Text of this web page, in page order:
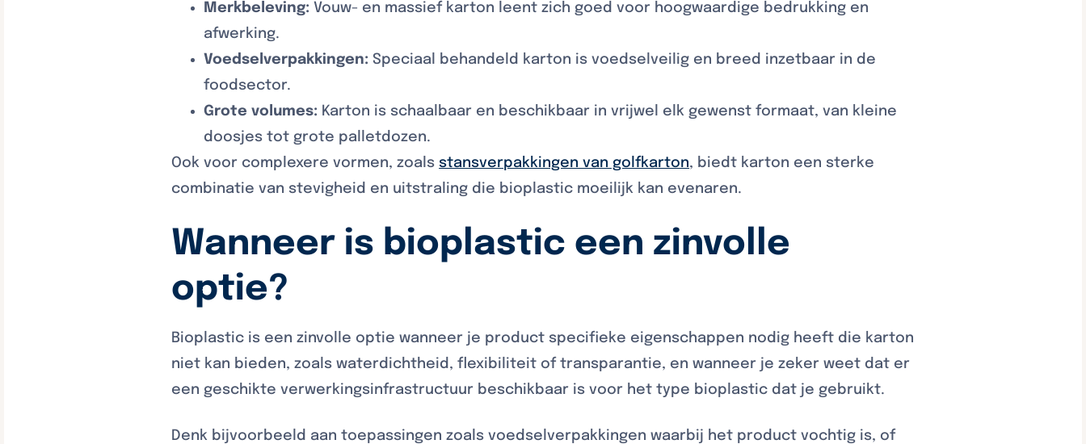
Merkbeleving: Vouw- en massief karton leent zich goed voor hoogwaardige bedrukking en
afwerking.
Voedselverpakkingen: Speciaal behandeld karton is voedselveilig en breed inzetbaar in de
foodsector.
Grote volumes: Karton is schaalbaar en beschikbaar in vrijwel elk gewenst formaat, van kleine
doosjes tot grote palletdozen.
Ook voor complexere vormen, zoals stansverpakkingen van golfkarton, biedt karton een sterke
combinatie van stevigheid en uitstraling die bioplastic moeilijk kan evenaren.
Wanneer is bioplastic een zinvolle
optie?
Bioplastic is een zinvolle optie wanneer je product specifieke eigenschappen nodig heeft die karton
niet kan bieden, zoals waterdichtheid, flexibiliteit of transparantie, en wanneer je zeker weet dat er
een geschikte verwerkingsinfrastructuur beschikbaar is voor het type bioplastic dat je gebruikt.
Denk bijvoorbeeld aan toepassingen zoals voedselverpakkingen waarbij het product vochtig is, of